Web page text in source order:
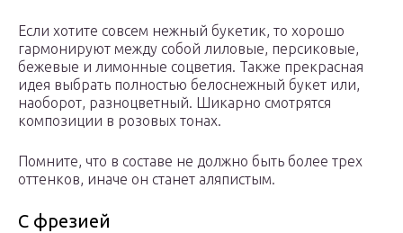
Если хотите совсем нежный букетик, то хорошо
гармонируют между собой лиловые, персиковые,
бежевые и лимонные соцветия. Также прекрасная
идея выбрать полностью белоснежный букет или,
наоборот, разноцветный. Шикарно смотрятся
композиции в розовых тонах.
Помните, что в составе не должно быть более трех
оттенков, иначе он станет аляпистым.
С фрезией